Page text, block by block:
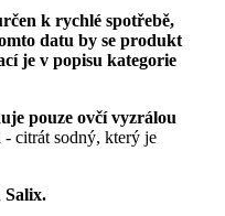
k rychlé spotřebě,
datu by se produkt
je v popisu kategorie
pouze ovčí vyzrálou
- citrát sodný, který je
Salix.